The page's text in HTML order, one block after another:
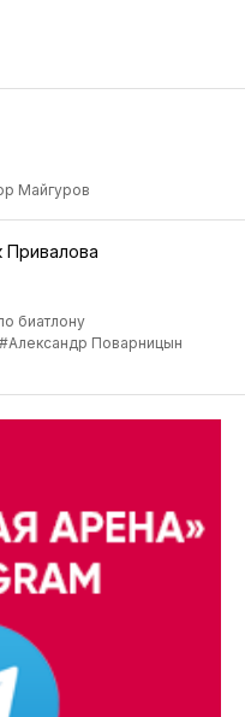
Майгуров
Привалова
биатлону
#Александр Поварницын